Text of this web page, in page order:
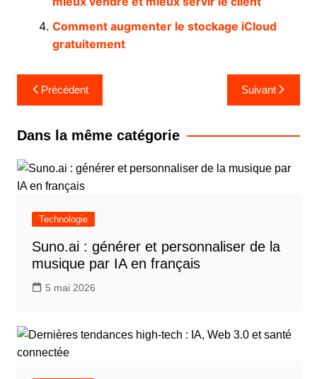
Comment augmenter le stockage iCloud
gratuitement
Navigation
de
l’article
Précédent Suivant
Dans la même catégorie
Technologie
Suno.ai : générer et personnaliser de la
musique par IA en français
5 mai 2026